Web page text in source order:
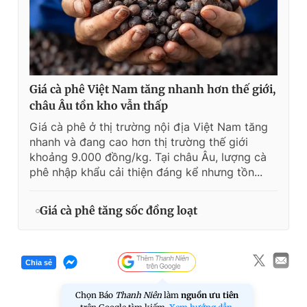
Giá cà phê Việt Nam tăng nhanh hơn thế giới,
châu Âu tồn kho vẫn thấp
Giá cà phê ở thị trường nội địa Việt Nam tăng
nhanh và đang cao hơn thị trường thế giới
khoảng 9.000 đồng/kg. Tại châu Âu, lượng cà
phê nhập khẩu cải thiện đáng kể nhưng tồn...
Giá cà phê tăng sốc đồng loạt
Chia sẻ
Chọn Báo Thanh Niên làm nguồn ưu tiên